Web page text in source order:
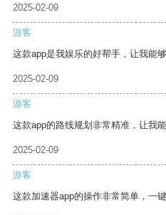
2025-02-09
游客
这款app是我娱乐的好帮手，让我能
2025-02-09
游客
这款app的路线规划非常精准，让我
2025-02-09
游客
这款加速器app的操作非常简单，一